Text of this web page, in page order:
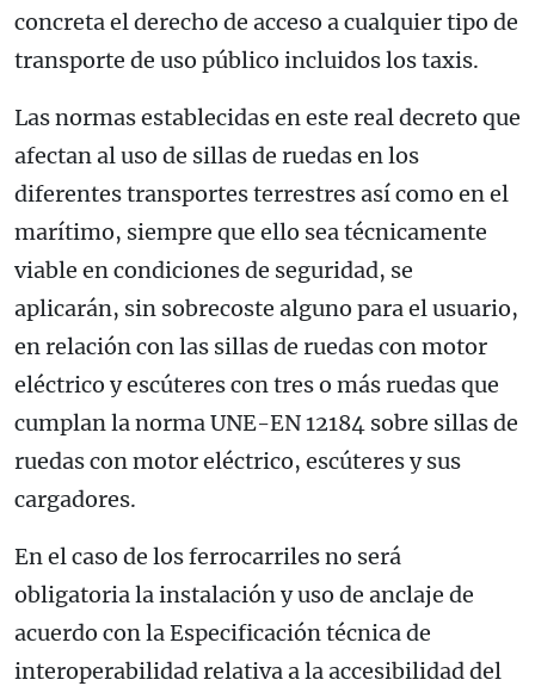
concreta el derecho de acceso a cualquier tipo de
transporte de uso público incluidos los taxis.
Las normas establecidas en este real decreto que
afectan al uso de sillas de ruedas en los
diferentes transportes terrestres así como en el
marítimo, siempre que ello sea técnicamente
viable en condiciones de seguridad, se
aplicarán, sin sobrecoste alguno para el usuario,
en relación con las sillas de ruedas con motor
eléctrico y escúteres con tres o más ruedas que
cumplan la norma UNE-EN 12184 sobre sillas de
ruedas con motor eléctrico, escúteres y sus
cargadores.
En el caso de los ferrocarriles no será
obligatoria la instalación y uso de anclaje de
acuerdo con la Especificación técnica de
interoperabilidad relativa a la accesibilidad del